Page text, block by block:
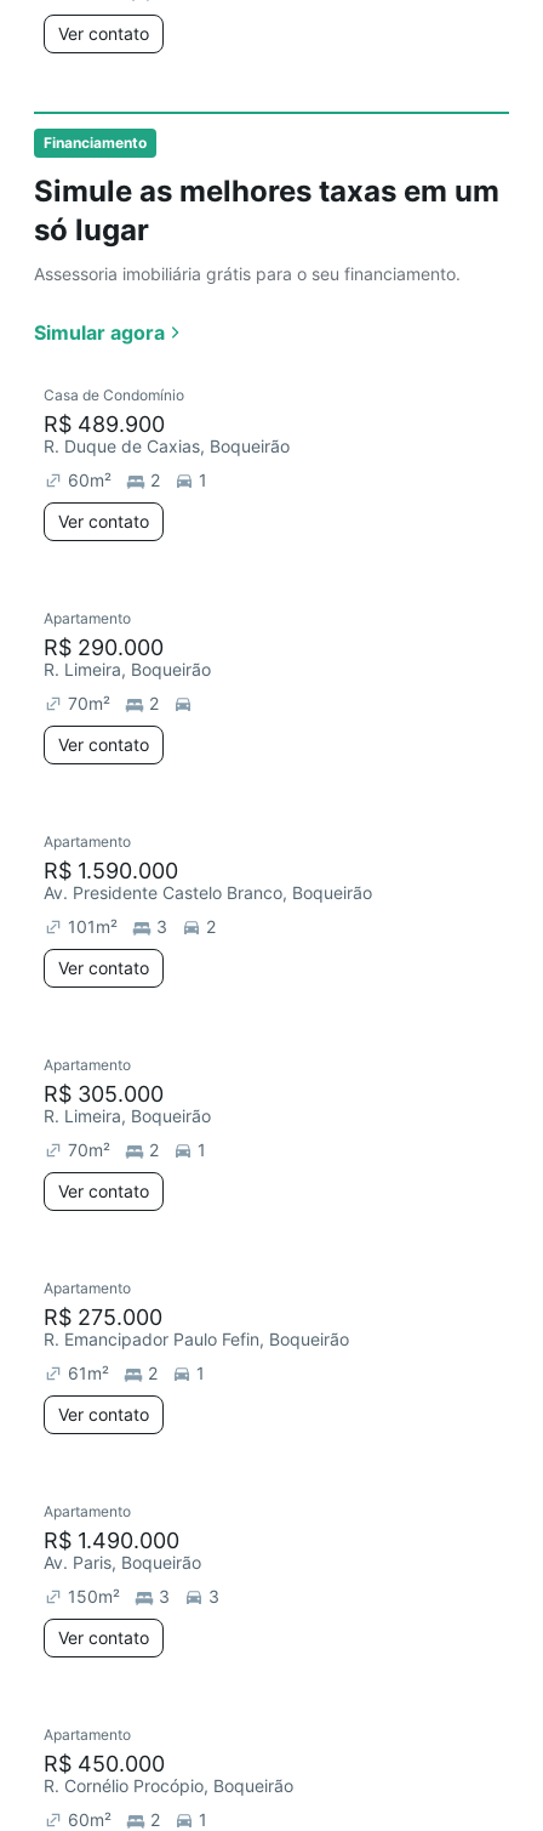
Financiamento
Simule as melhores taxas em um
só lugar
Assessoria imobiliária grátis para o seu financiamento.
Simular agora
Ver contato
Casa de Condomínio
R$ 489.900
R. Duque de Caxias, Boqueirão
60m² 2
1
Ver contato
Apartamento
R$ 290.000
R. Limeira, Boqueirão
70m²
2
Ver contato
Apartamento
R$ 1.590.000
Av. Presidente Castelo Branco, Boqueirão
101m² 3
2
Ver contato
Apartamento
R$ 305.000
R. Limeira, Boqueirão
70m² 2
1
Ver contato
Apartamento
R$ 275.000
R. Emancipador Paulo Fefin, Boqueirão
61m² 2
1
Ver contato
Apartamento
R$ 1.490.000
Av. Paris, Boqueirão
150m² 3
3
Ver contato
Apartamento
R$ 450.000
R. Cornélio Procópio, Boqueirão
60m² 2
1